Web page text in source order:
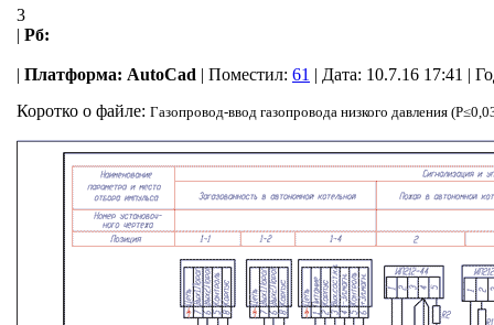
3
| Рб:
| Платформа: AutoCad | Поместил: 61 | Дата: 10.7.16 17:41 |
Коротко о файле: Газопровод-ввод газопровода низкого давления